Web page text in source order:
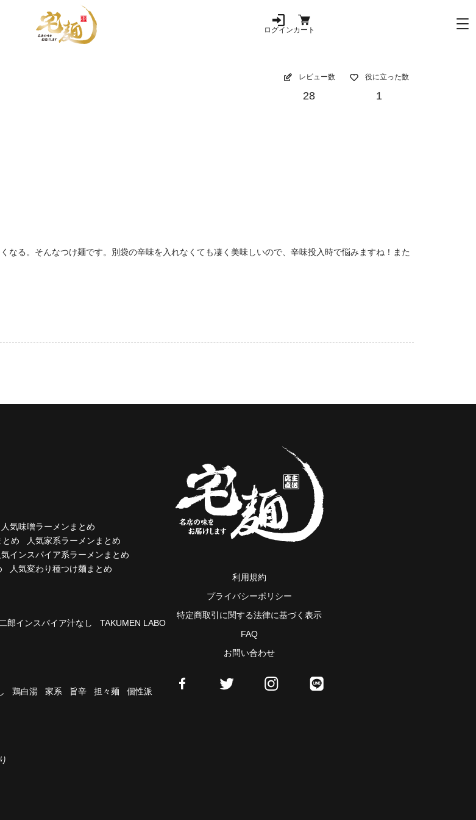
ログインカート
レビュー数
28
役に立った数
1
なる。そんなつけ麺です。別袋の辛味を入れなくても凄く美味しいので、辛味投入時で悩みますね！また
人気味噌ラーメンまとめ
とめ
人気家系ラーメンまとめ
気インスパイア系ラーメンまとめ
人気変わり種つけ麺まとめ
郎インスパイア汁なし
TAKUMEN LABO
鶏白湯 家系 旨辛 担々麺
個性派
利用規約
プライバシーポリシー
特定商取引に関する法律に基づく表示
FAQ
お問い合わせ